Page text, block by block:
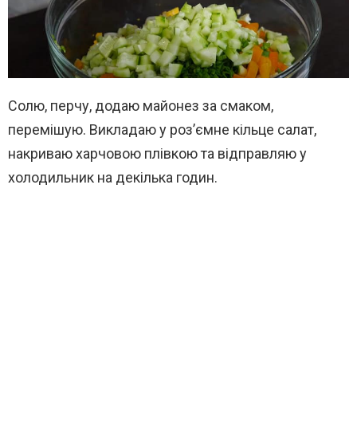
Солю, перчу, додаю майонез за смаком,
перемішую. Викладаю у роз’ємне кільце салат,
накриваю харчовою плівкою та відправляю у
холодильник на декілька годин.